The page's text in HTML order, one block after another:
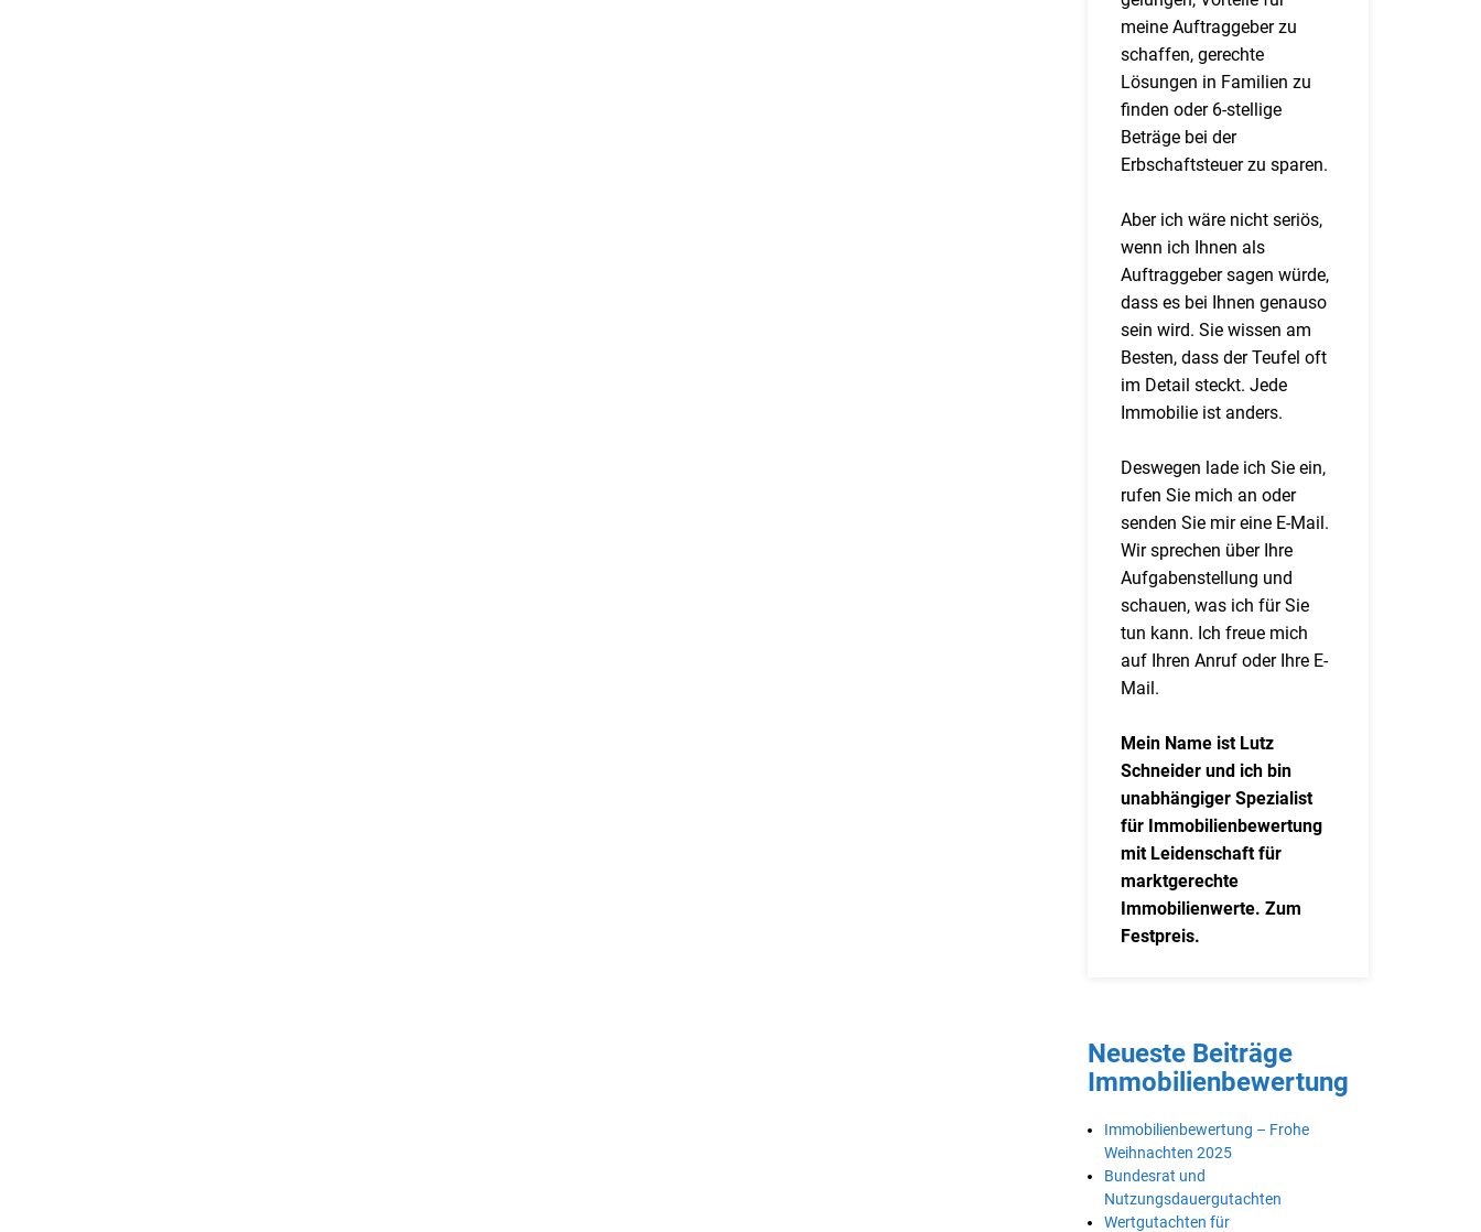
meine Auftraggeber zu
schaffen, gerechte
Lösungen in Familien zu
finden oder 6-stellige
Beträge bei der
Erbschaftsteuer zu sparen.
Aber ich wäre nicht seriös,
wenn ich Ihnen als
Auftraggeber sagen würde,
dass es bei Ihnen genauso
sein wird. Sie wissen am
Besten, dass der Teufel oft
im Detail steckt. Jede
Immobilie ist anders.
Deswegen lade ich Sie ein,
rufen Sie mich an oder
senden Sie mir eine E-Mail.
Wir sprechen über Ihre
Aufgabenstellung und
schauen, was ich für Sie
tun kann. Ich freue mich
auf Ihren Anruf oder Ihre E-
Mail.
Mein Name ist Lutz
Schneider und ich bin
unabhängiger Spezialist
für Immobilienbewertung
mit Leidenschaft für
marktgerechte
Immobilienwerte. Zum
Festpreis.
Neueste Beiträge
Immobilienbewertung
Immobilienbewertung – Frohe
Weihnachten 2025
Bundesrat und
Nutzungsdauergutachten
Wertgutachten für